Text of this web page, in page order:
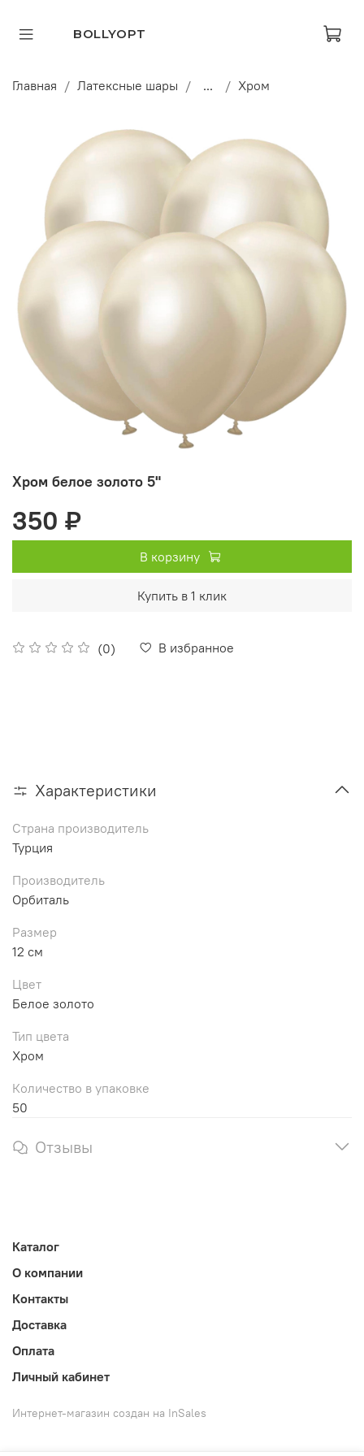
BOLLYOPT
Главная Латексные шары ... Хром
Хром белое золото 5"
(0) В избранное
350 ₽
В корзину
Купить в 1 клик
Характеристики
Страна производитель
Турция
Производитель
Орбиталь
Размер
12 см
Цвет
Белое золото
Тип цвета
Хром
Количество в упаковке
50
Отзывы
Каталог
О компании
Контакты
Доставка
Оплата
Личный кабинет
Интернет-магазин создан на InSales